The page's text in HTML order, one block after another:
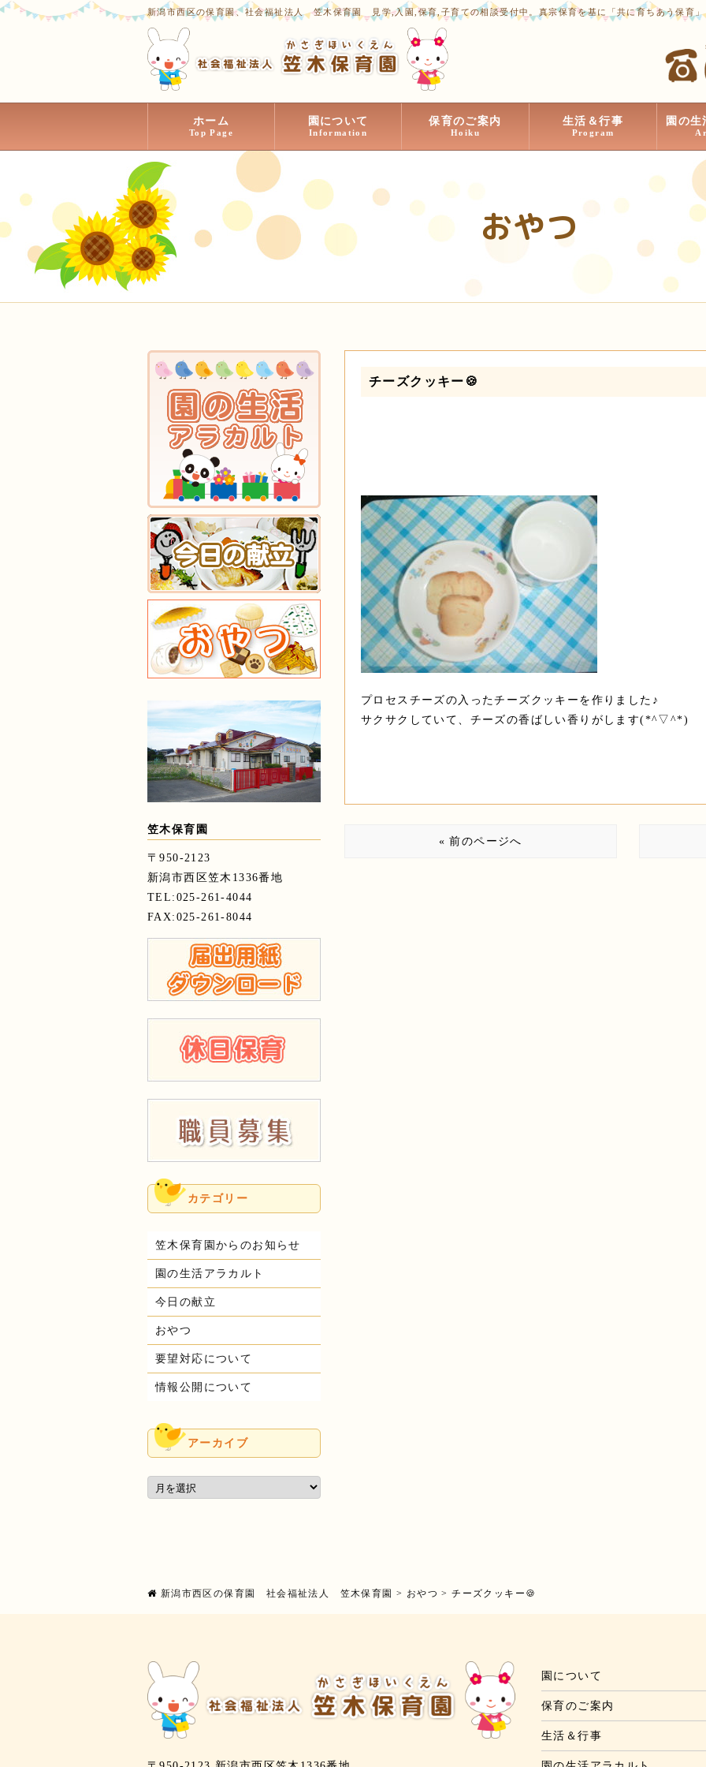
新潟市西区の保育園、社会福祉法人 笠木保育園 見学,入園,保育,子育ての相談受付中。真宗保育を基に「共に育ちあう保育」
ホーム
Top Page
園について
Information
保育のご案内
Hoiku
生活＆行事
Program
園の生
おやつ
チーズクッキー🍪
プロセスチーズの入ったチーズクッキーを作りました♪
サクサクしていて、チーズの香ばしい香りがします(*^▽^*)
« 前のページへ
笠木保育園
〒950-2123
新潟市西区笠木1336番地
TEL:025-261-4044
FAX:025-261-8044
カテゴリー
笠木保育園からのお知らせ
園の生活アラカルト
今日の献立
おやつ
要望対応について
情報公開について
アーカイブ
新潟市西区の保育園 社会福祉法人 笠木保育園 > おやつ >チーズクッキー🍪
園について
保育のご案内
生活＆行事